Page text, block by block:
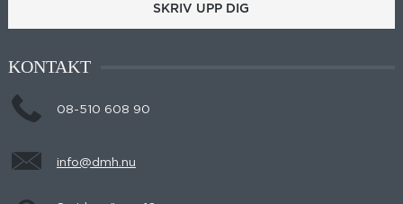
SKRIV UPP DIG
KONTAKT
08-510 608 90
info@dmh.nu